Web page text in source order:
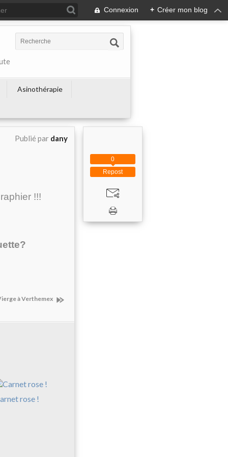
Connexion + Créer mon blog
Asinothérapie
Publié par dany
!!!
à Verthemex
rose !
Repost
0